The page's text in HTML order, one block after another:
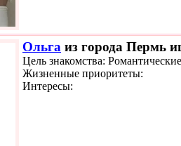
Ольга из города Пермь
Цель знакомства:
Жизненные приоритеты:
Интересы: